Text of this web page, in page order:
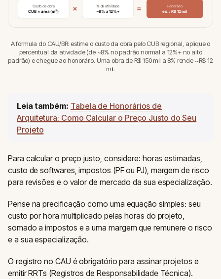
Custo da obra
CUB × área (m²) × % da atividade
~8% a 12%+ = Honorário
ex.: R$ 12 mil
A fórmula do CAU/BR: estime o custo da obra pelo CUB regional, aplique o
percentual da atividade (de ~8% no padrão normal a 12%+ no alto
padrão) e chegue ao honorário. Uma obra de R$ 150 mil a 8% rende ~R$ 12
mil.
Leia também: Tabela de Honorários de
Arquitetura: Como Calcular o Preço Justo do Seu
Projeto
Para calcular o preço justo, considere: horas estimadas,
custo de softwares, impostos (PF ou PJ), margem de risco
para revisões e o valor de mercado da sua especialização.
Pense na precificação como uma equação simples: seu
custo por hora multiplicado pelas horas do projeto,
somado a impostos e a uma margem que remunere o risco
e a sua especialização.
O registro no CAU é obrigatório para assinar projetos e
emitir RRTs (Registros de Responsabilidade Técnica).